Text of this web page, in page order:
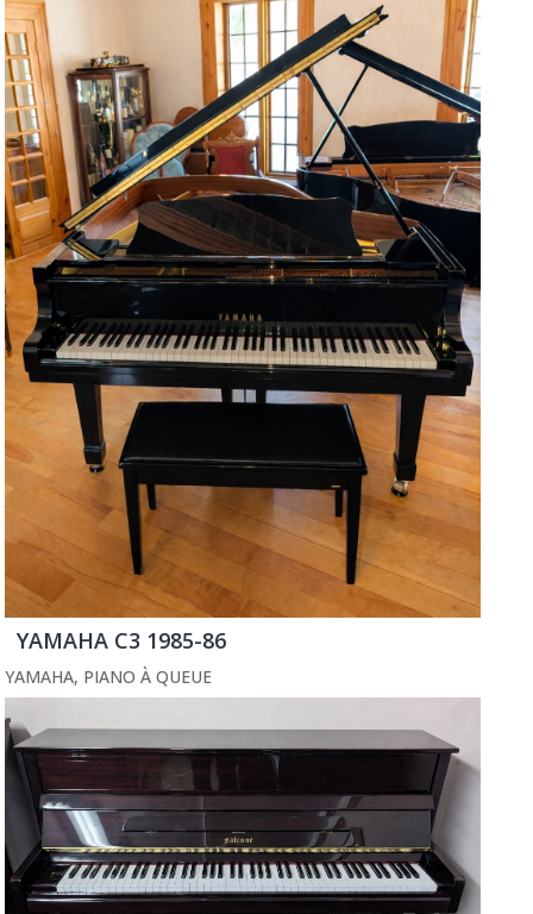
YAMAHA C3 1985-86
YAMAHA, PIANO À QUEUE